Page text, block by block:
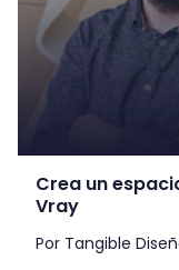
Crea un
Vray
Por Tangible